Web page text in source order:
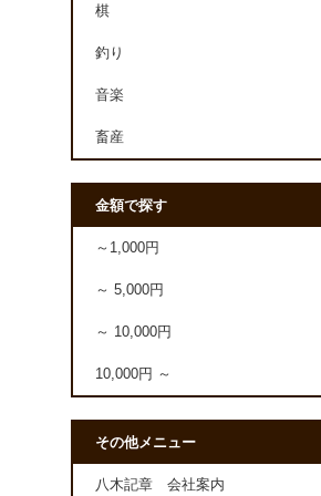
棋
釣り
音楽
畜産
金額で探す
～1,000円
～ 5,000円
～ 10,000円
10,000円 ～
その他メニュー
八木記章 会社案内